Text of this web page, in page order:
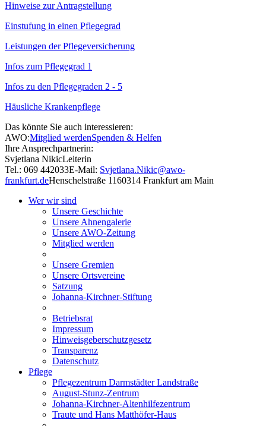
Hinweise zur Antragstellung
Einstufung in einen Pflegegrad
Leistungen der Pflegeversicherung
Infos zum Pflegegrad 1
Infos zu den Pflegegraden 2 - 5
Häusliche Krankenpflege
Das könnte Sie auch interessieren:
AWO:Mitglied werdenSpenden & Helfen
Ihre Ansprechpartnerin:
Svjetlana NikicLeiterin
Tel.: 069 442033E-Mail: Svjetlana.Nikic@awo-
frankfurt.deHenschelstraße 1160314 Frankfurt am Main
Wer wir sind
Unsere Geschichte
Unsere Ahnengalerie
Unsere AWO-Zeitung
Mitglied werden
Unsere Gremien
Unsere Ortsvereine
Satzung
Johanna-Kirchner-Stiftung
Betriebsrat
Impressum
Hinweisgeberschutzgesetz
Transparenz
Datenschutz
Pflege
Pflegezentrum Darmstädter Landstraße
August-Stunz-Zentrum
Johanna-Kirchner-Altenhilfezentrum
Traute und Hans Matthöfer-Haus